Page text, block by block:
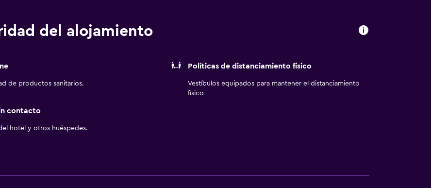
del alojamiento
de productos sanitarios.
Políticas de distanciamiento físico
Vestíbulos equipados para mantener el distanciamiento
físico
contacto
hotel y otros huéspedes.